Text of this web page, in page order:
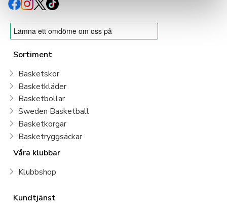
Sortiment
Basketskor
Basketkläder
Basketbollar
Sweden Basketball
Basketkorgar
Basketryggsäckar
Våra klubbar
Klubbshop
Kundtjänst